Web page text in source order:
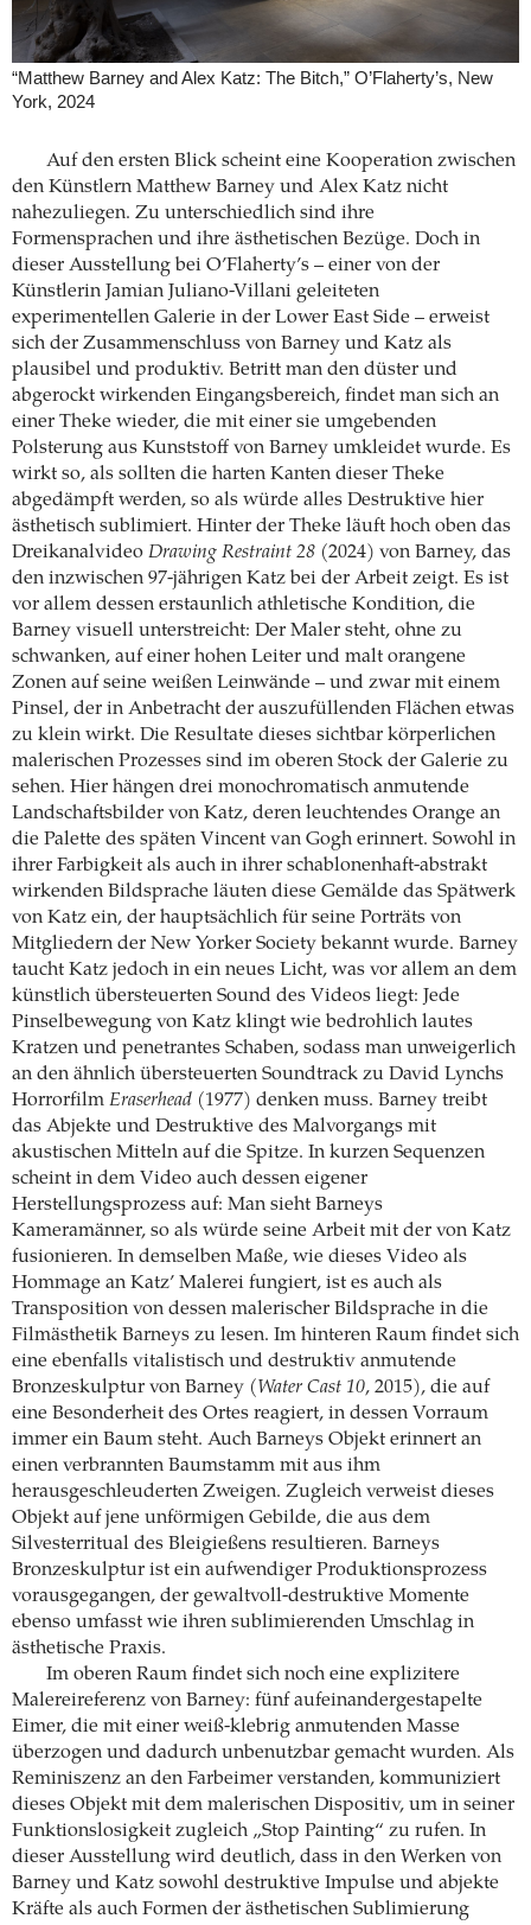
“Matthew Barney and Alex Katz: The Bitch,” O’Flaherty’s, New
York, 2024
Auf den ersten Blick scheint eine Kooperation zwischen
den Künstlern Matthew Barney und Alex Katz nicht
nahezuliegen. Zu unterschiedlich sind ihre
Formensprachen und ihre ästhetischen Bezüge. Doch in
dieser Ausstellung bei O’Flaherty’s – einer von der
Künstlerin Jamian Juliano-Villani geleiteten
experimentellen Galerie in der Lower East Side – erweist
sich der Zusammenschluss von Barney und Katz als
plausibel und produktiv. Betritt man den düster und
abgerockt wirkenden Eingangsbereich, findet man sich an
einer Theke wieder, die mit einer sie umgebenden
Polsterung aus Kunststoff von Barney umkleidet wurde. Es
wirkt so, als sollten die harten Kanten dieser Theke
abgedämpft werden, so als würde alles Destruktive hier
ästhetisch sublimiert. Hinter der Theke läuft hoch oben das
Dreikanalvideo Drawing Restraint 28 (2024) von Barney, das
den inzwischen 97-jährigen Katz bei der Arbeit zeigt. Es ist
vor allem dessen erstaunlich athletische Kondition, die
Barney visuell unterstreicht: Der Maler steht, ohne zu
schwanken, auf einer hohen Leiter und malt orangene
Zonen auf seine weißen Leinwände – und zwar mit einem
Pinsel, der in Anbetracht der auszufüllenden Flächen etwas
zu klein wirkt. Die Resultate dieses sichtbar körperlichen
malerischen Prozesses sind im oberen Stock der Galerie zu
sehen. Hier hängen drei monochromatisch anmutende
Landschaftsbilder von Katz, deren leuchtendes Orange an
die Palette des späten Vincent van Gogh erinnert. Sowohl in
ihrer Farbigkeit als auch in ihrer schablonenhaft-abstrakt
wirkenden Bildsprache läuten diese Gemälde das Spätwerk
von Katz ein, der hauptsächlich für seine Porträts von
Mitgliedern der New Yorker Society bekannt wurde. Barney
taucht Katz jedoch in ein neues Licht, was vor allem an dem
künstlich übersteuerten Sound des Videos liegt: Jede
Pinselbewegung von Katz klingt wie bedrohlich lautes
Kratzen und penetrantes Schaben, sodass man unweigerlich
an den ähnlich übersteuerten Soundtrack zu David Lynchs
Horrorfilm Eraserhead (1977) denken muss. Barney treibt
das Abjekte und Destruktive des Malvorgangs mit
akustischen Mitteln auf die Spitze. In kurzen Sequenzen
scheint in dem Video auch dessen eigener
Herstellungsprozess auf: Man sieht Barneys
Kameramänner, so als würde seine Arbeit mit der von Katz
fusionieren. In demselben Maße, wie dieses Video als
Hommage an Katz’ Malerei fungiert, ist es auch als
Transposition von dessen malerischer Bildsprache in die
Filmästhetik Barneys zu lesen. Im hinteren Raum findet sich
eine ebenfalls vitalistisch und destruktiv anmutende
Bronzeskulptur von Barney ( Water Cast 10, 2015), die auf
eine Besonderheit des Ortes reagiert, in dessen Vorraum
immer ein Baum steht. Auch Barneys Objekt erinnert an
einen verbrannten Baumstamm mit aus ihm
herausgeschleuderten Zweigen. Zugleich verweist dieses
Objekt auf jene unförmigen Gebilde, die aus dem
Silvesterritual des Bleigießens resultieren. Barneys
Bronzeskulptur ist ein aufwendiger Produktionsprozess
vorausgegangen, der gewaltvoll-destruktive Momente
ebenso umfasst wie ihren sublimierenden Umschlag in
ästhetische Praxis.
Im oberen Raum findet sich noch eine explizitere
Malereireferenz von Barney: fünf aufeinandergestapelte
Eimer, die mit einer weiß-klebrig anmutenden Masse
überzogen und dadurch unbenutzbar gemacht wurden. Als
Reminiszenz an den Farbeimer verstanden, kommuniziert
dieses Objekt mit dem malerischen Dispositiv, um in seiner
Funktionslosigkeit zugleich „Stop Painting“ zu rufen. In
dieser Ausstellung wird deutlich, dass in den Werken von
Barney und Katz sowohl destruktive Impulse und abjekte
Kräfte als auch Formen der ästhetischen Sublimierung